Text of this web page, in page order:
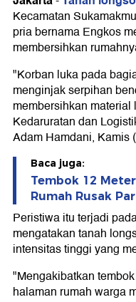
Kecamatan
pria bernama Engkos
membersihkan
"Korban luka pada
menginjak serpihan
membersihkan
Kedaruratan dan
Adam Hamdani, Kamis
Baca juga:
Tembok 12
Rumah Rusak
Peristiwa itu terjadi
mengatakan tanah
intensitas tinggi yang
"Mengakibatkan
halaman rumah warga